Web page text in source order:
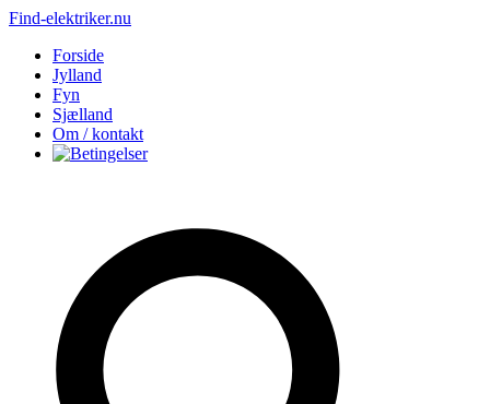
Find-elektriker.nu
Forside
Jylland
Fyn
Sjælland
Om / kontakt